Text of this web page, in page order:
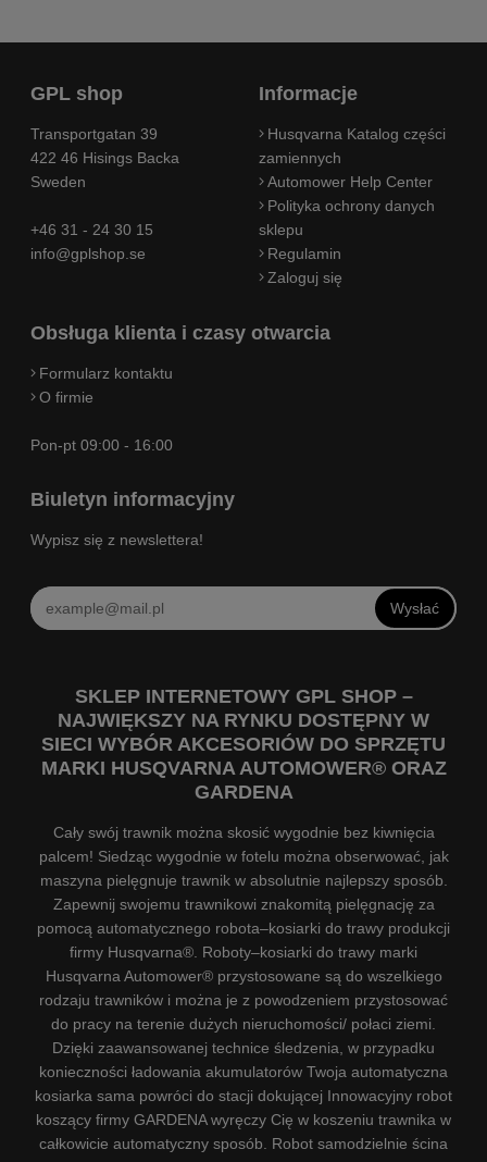
GPL shop
Transportgatan 39
422 46 Hisings Backa
Sweden
+46 31 - 24 30 15
info@gplshop.se
Informacje
Husqvarna Katalog części
zamiennych
Automower Help Center
Polityka ochrony danych
sklepu
Regulamin
Zaloguj się
Obsługa klienta i czasy otwarcia
Formularz kontaktu
O firmie
Pon-pt 09:00 - 16:00
Biuletyn informacyjny
Wypisz się z newslettera!
Wysłać
SKLEP INTERNETOWY GPL SHOP –
NAJWIĘKSZY NA RYNKU DOSTĘPNY W
SIECI WYBÓR AKCESORIÓW DO SPRZĘTU
MARKI HUSQVARNA AUTOMOWER® ORAZ
GARDENA
Cały swój trawnik można skosić wygodnie bez kiwnięcia
palcem! Siedząc wygodnie w fotelu można obserwować, jak
maszyna pielęgnuje trawnik w absolutnie najlepszy sposób.
Zapewnij swojemu trawnikowi znakomitą pielęgnację za
pomocą automatycznego robota–kosiarki do trawy produkcji
firmy Husqvarna®. Roboty–kosiarki do trawy marki
Husqvarna Automower® przystosowane są do wszelkiego
rodzaju trawników i można je z powodzeniem przystosować
do pracy na terenie dużych nieruchomości/ połaci ziemi.
Dzięki zaawansowanej technice śledzenia, w przypadku
konieczności ładowania akumulatorów Twoja automatyczna
kosiarka sama powróci do stacji dokującej Innowacyjny robot
koszący firmy GARDENA wyręczy Cię w koszeniu trawnika w
całkowicie automatyczny sposób. Robot samodzielnie ścina